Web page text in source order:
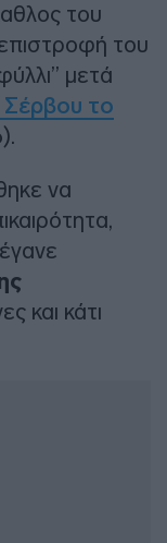
του
του
μετά
το
να
και κάτι